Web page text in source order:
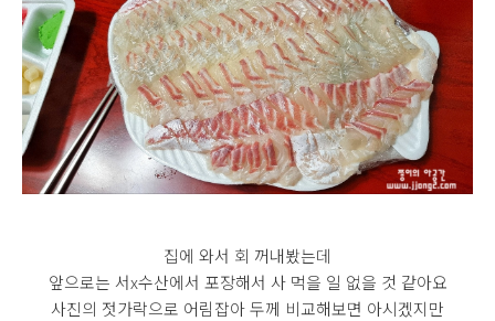
집에 와서 회 꺼내봤는데
앞으로는 서x수산에서 포장해서 사 먹을 일 없을 것 같아요
사진의 젓가락으로 어림잡아 두께 비교해보면 아시겠지만